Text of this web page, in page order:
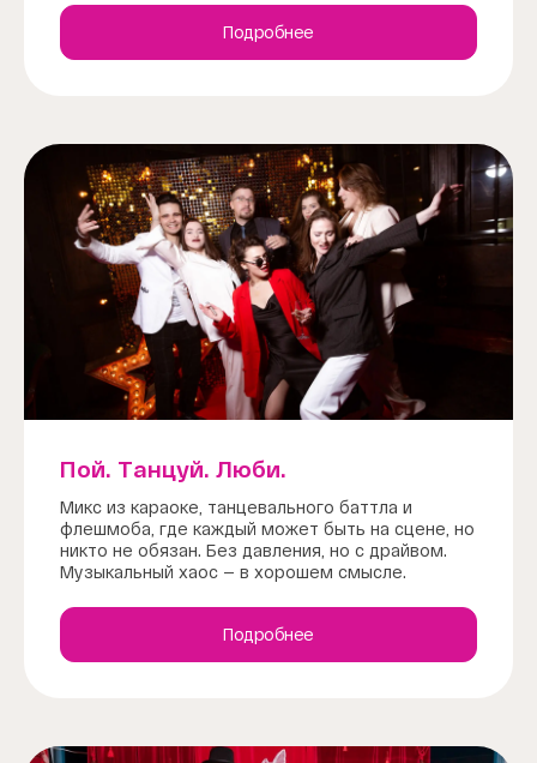
Подробнее
Пой. Танцуй. Люби.
Микс из караоке, танцевального баттла и
флешмоба, где каждый может быть на сцене, но
никто не обязан. Без давления, но с драйвом.
Музыкальный хаос — в хорошем смысле.
Подробнее